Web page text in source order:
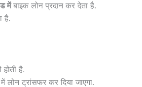
मेंबाइक लोन प्रदान कर देता है.
है.
है.
ट्रांसफर कर दिया जाएगा.